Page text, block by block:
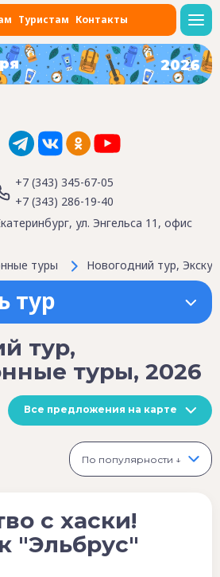
Туристам Контакты
2026
+7 (343) 345-67-05
+7 (343) 286-19-40
ул. Энгельса 11, офис
туры Новогодний тур,
тур
тур,
туры, 2026
Все предложения на карте
По популярности ↓
с хаски!
"Эльбрус"